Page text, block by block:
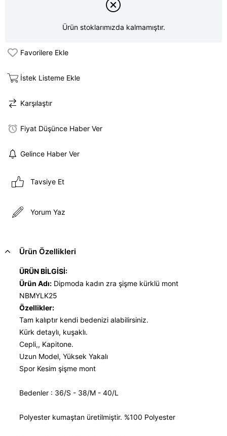
Ürün stoklarımızda kalmamıştır.
Favorilere Ekle
İstek Listeme Ekle
Karşılaştır
Fiyat Düşünce Haber Ver
Gelince Haber Ver
Tavsiye Et
Yorum Yaz
Ürün Özellikleri
ÜRÜN BİLGİSİ:
Ürün Adı: Dipmoda kadın zra şişme kürklü mont
NBMYLK25
Özellikler:
Tam kalıptır kendi bedenizi alabilirsiniz.
Kürk detaylı, kuşaklı.
Cepli,, Kapitone.
Uzun Model, Yüksek Yakalı
Spor Kesim şişme mont
Bedenler : 36/S - 38/M - 40/L
Polyester kumaştan üretilmiştir. %100 Polyester